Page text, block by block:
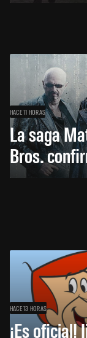
HACE 11 HORAS
La saga
Bros.
HACE 13 HORAS
¡Es oficial!